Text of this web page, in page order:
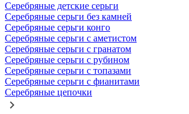
Серебряные детские серьги
Серебряные серьги без камней
Серебряные серьги конго
Серебряные серьги с аметистом
Серебряные серьги с гранатом
Серебряные серьги с рубином
Серебряные серьги с топазами
Серебряные серьги с фианитами
Серебряные цепочки